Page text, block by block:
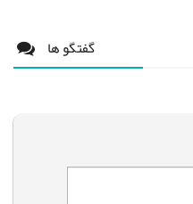
گفتگو ها